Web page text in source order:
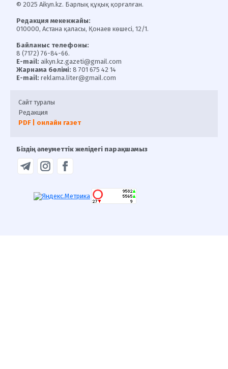
© 2025 Aikyn.kz. Барлық құқық қорғалған.
Редакция мекенжайы:
010000, Астана қаласы, Қонаев көшесі, 12/1.
Байланыс телефоны:
8 (7172) 76-84-66.
E-mail: aikyn.kz.gazeti@gmail.com
Жарнама бөлімі: 8 701 675 42 14
E-mail: reklama.liter@gmail.com
Сайт туралы
Редакция
PDF | онлайн газет
Біздің әлеуметтік желідегі парақшамыз